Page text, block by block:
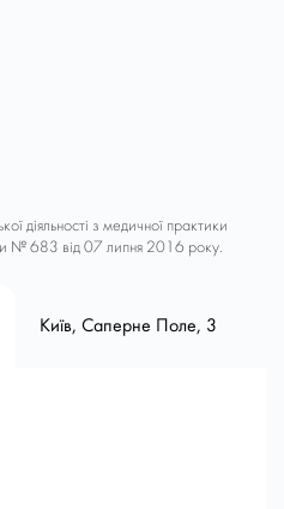
діяльності з медичної практики
№ 683 від 07 липня 2016 року.
Київ, Саперне Поле, 3